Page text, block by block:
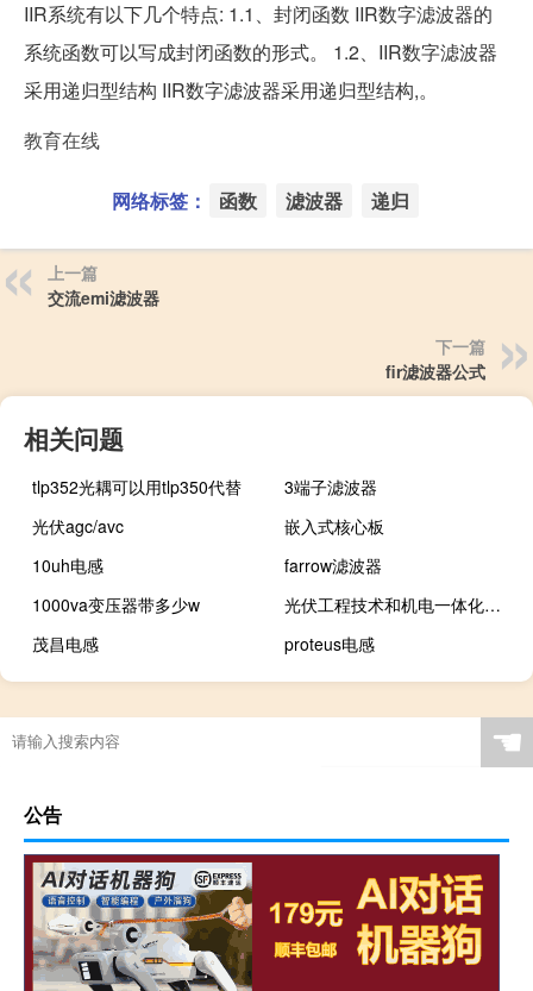
IIR系统有以下几个特点: 1.1、封闭函数 IIR数字滤波器的
系统函数可以写成封闭函数的形式。 1.2、IIR数字滤波器
采用递归型结构 IIR数字滤波器采用递归型结构,。
教育在线
网络标签： 函数 滤波器 递归
上一篇
交流emi滤波器
下一篇
fir滤波器公式
相关问题
tlp352光耦可以用tlp350代替
3端子滤波器
光伏agc/avc
嵌入式核心板
10uh电感
farrow滤波器
1000va变压器带多少w
光伏工程技术和机电一体化哪个好
茂昌电感
proteus电感
☚
公告